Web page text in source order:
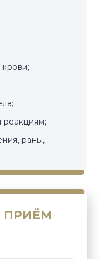
реакциям;
раны,
ПРИЁМ